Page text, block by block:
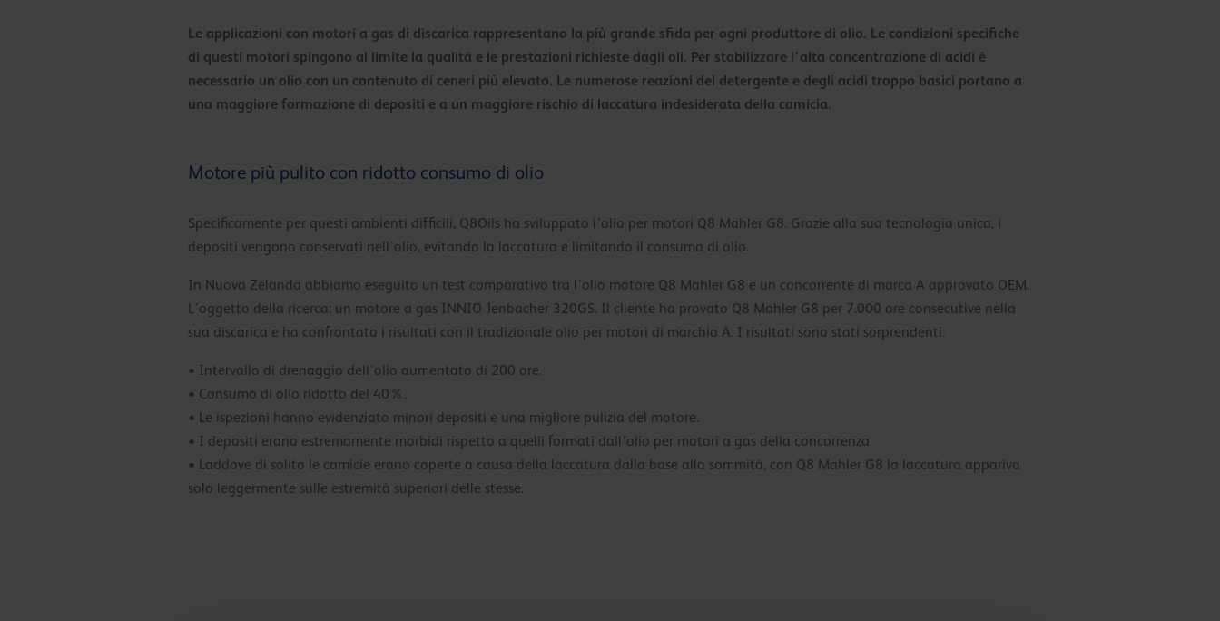
Le applicazioni con motori a gas di discarica rappresentano la più grande sfida per ogni produttore di olio. Le condizioni specifiche
di questi motori spingono al limite la qualità e le prestazioni richieste dagli oli. Per stabilizzare l’alta concentrazione di acidi è
necessario un olio con un contenuto di ceneri più elevato. Le numerose reazioni del detergente e degli acidi troppo basici portano a
una maggiore formazione di depositi e a un maggiore rischio di laccatura indesiderata della camicia.
Motore più pulito con ridotto consumo di olio
Specificamente per questi ambienti difficili, Q8Oils ha sviluppato l’olio per motori Q8 Mahler G8. Grazie alla sua tecnologia unica, i
depositi vengono conservati nell’olio, evitando la laccatura e limitando il consumo di olio.
In Nuova Zelanda abbiamo eseguito un test comparativo tra l’olio motore Q8 Mahler G8 e un concorrente di marca A approvato OEM.
L’oggetto della ricerca: un motore a gas INNIO Jenbacher 320GS. Il cliente ha provato Q8 Mahler G8 per 7.000 ore consecutive nella
sua discarica e ha confrontato i risultati con il tradizionale olio per motori di marchio A. I risultati sono stati sorprendenti:
• Intervallo di drenaggio dell’olio aumentato di 200 ore.
• Consumo di olio ridotto del 40%.
• Le ispezioni hanno evidenziato minori depositi e una migliore pulizia del motore.
• I depositi erano estremamente morbidi rispetto a quelli formati dall’olio per motori a gas della concorrenza.
• Laddove di solito le camicie erano coperte a causa della laccatura dalla base alla sommità, con Q8 Mahler G8 la laccatura appariva
solo leggermente sulle estremità superiori delle stesse.